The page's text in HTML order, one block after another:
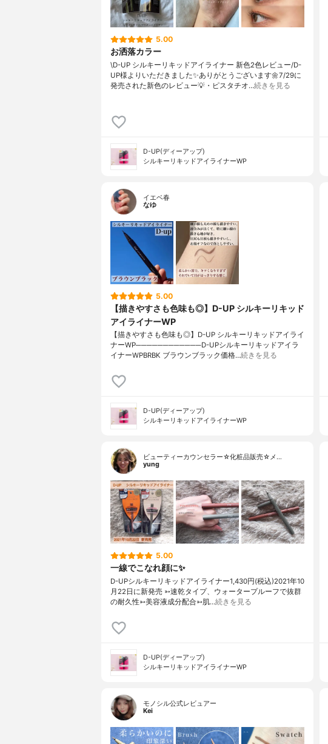
5.00
お洒落カラー
\D-UP シルキーリキッドアイライナー 新色2色レビュー/D-
UP様よりいただきました✨ありがとうございます🌼7/29に
発売された新色のレビュー💡・ピスタチオ…続きを見る
D-UP(ディーアップ)
シルキーリキッドアイライナーWP
イエベ春
なゆ
5.00
【描きやすさも色味も◎】D-UP シルキーリキッド
アイライナーWP
【描きやすさも色味も◎】D-UP シルキーリキッドアイライ
ナーWP────────────D-UPシルキーリキッドアイラ
イナーWPBRBK ブラウンブラック価格…続きを見る
D-UP(ディーアップ)
シルキーリキッドアイライナーWP
ビューティーカウンセラー☆化粧品販売☆メ…
yung
5.00
一線でこなれ顔に✨
D-UPシルキーリキッドアイライナー1,430円(税込)⁡2021年10
月22日に新発売⁡⁡ ➳速乾タイプ、ウォータープルーフで抜群
の耐久性➳美容液成分配合➳肌…続きを見る
D-UP(ディーアップ)
シルキーリキッドアイライナーWP
モノシル公式レビュアー
Kei